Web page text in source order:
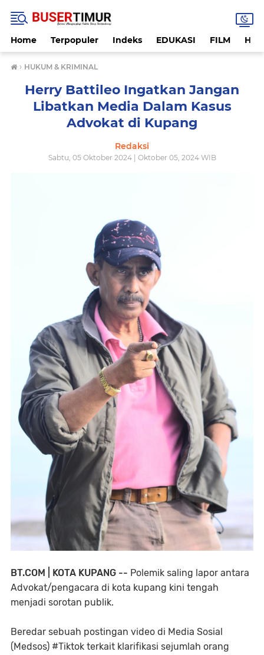
Home Terpopuler Indeks EDUKASI FILM
› HUKUM & KRIMINAL
Herry Battileo Ingatkan Jangan
Libatkan Media Dalam Kasus
Advokat di Kupang
Redaksi
Sabtu, 05 Oktober 2024 | Oktober 05, 2024 WIB
BT.COM | KOTA KUPANG -- Polemik saling lapor antara
Advokat/pengacara di kota kupang kini tengah
menjadi sorotan publik.
Beredar sebuah postingan video di Media Sosial
(Medsos) #Tiktok terkait klarifikasi sejumlah orang